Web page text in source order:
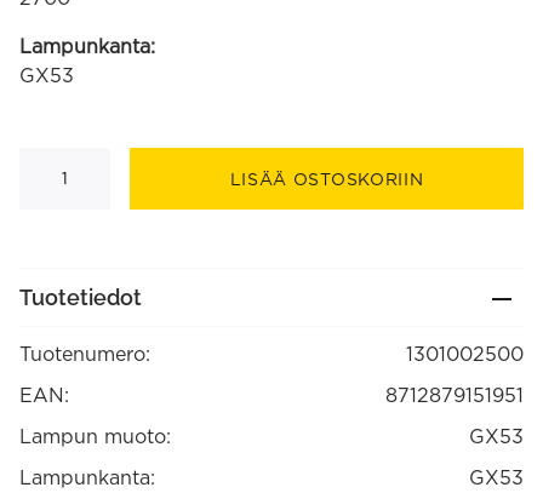
Lampunkanta:
GX53
2700K
määrä
LISÄÄ OSTOSKORIIN
Tuotetiedot
Tuotenumero:
1301002500
EAN:
8712879151951
Lampun muoto:
GX53
Lampunkanta:
GX53